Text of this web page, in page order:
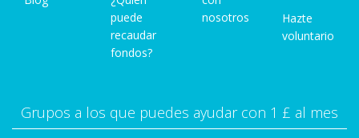
puede
recaudar
fondos?
nosotros
Hazte
voluntario
Grupos a los que puedes ayudar con 1 £ al mes